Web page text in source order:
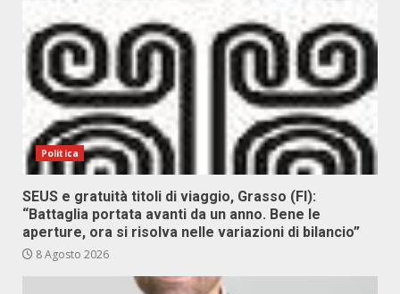
Politica
SEUS e gratuità titoli di viaggio, Grasso (FI):
“Battaglia portata avanti da un anno. Bene le
aperture, ora si risolva nelle variazioni di bilancio”
8 Agosto 2026